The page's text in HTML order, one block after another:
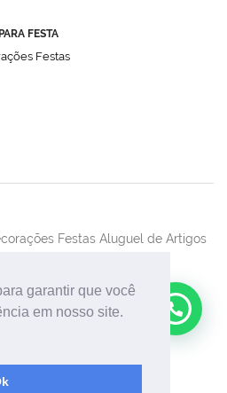
garantir que você
em nosso site.
FESTA
Festas
Festas Aluguel de Artigos
UnionForAgênciaWeb